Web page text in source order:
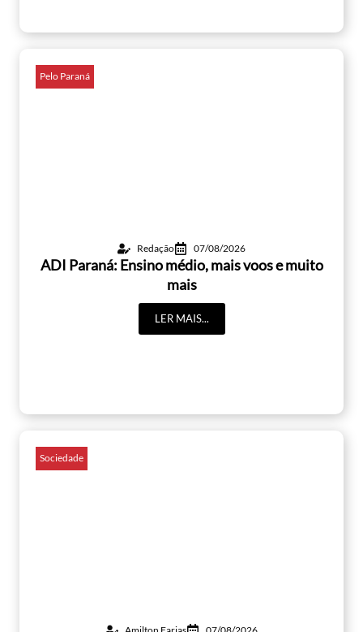
Pelo Paraná
Redação 07/08/2026
ADI Paraná: Ensino médio, mais voos e muito
mais
LER MAIS...
Sociedade